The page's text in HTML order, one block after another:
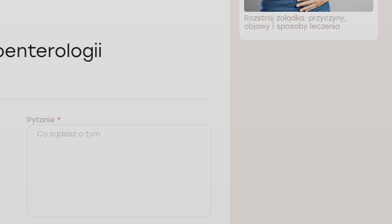
Pytanie *
Rozstrój żołądka: przyczyny,
objawy i sposoby leczenia